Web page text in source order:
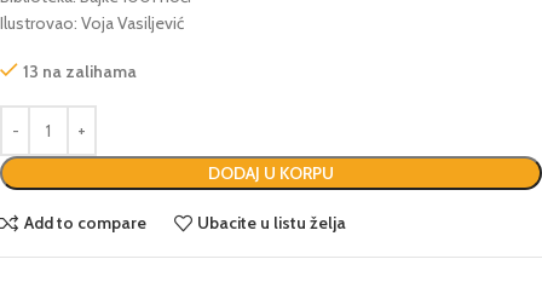
Ilustrovao: Voja Vasiljević
13 na zalihama
DODAJ U KORPU
Add to compare Ubacite u listu želja